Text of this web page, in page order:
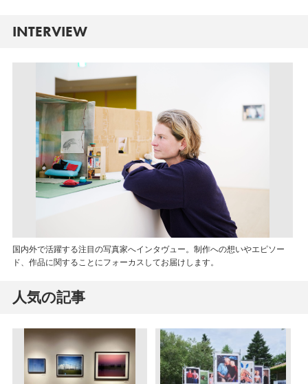
INTERVIEW
国内外で活躍する注目の写真家へインタヴュー。制作への想いやエピソー
ド、作品に関することにフォーカスしてお届けします。
人気の記事